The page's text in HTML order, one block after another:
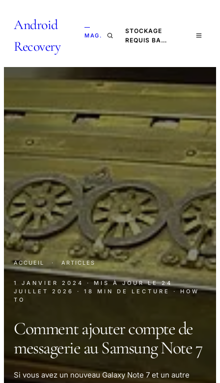
Android
Recovery
—
MAG.
STOCKAGE
REQUIS BA…
ACCUEIL · ARTICLES
1 JANVIER 2024 · MIS À JOUR LE24
JUILLET 2026
· 18 MIN DE LECTURE
· HOW
TO
Comment ajouter compte de
messagerie au Samsung Note 7
Si vous avez un nouveau Galaxy Note 7 et un autre